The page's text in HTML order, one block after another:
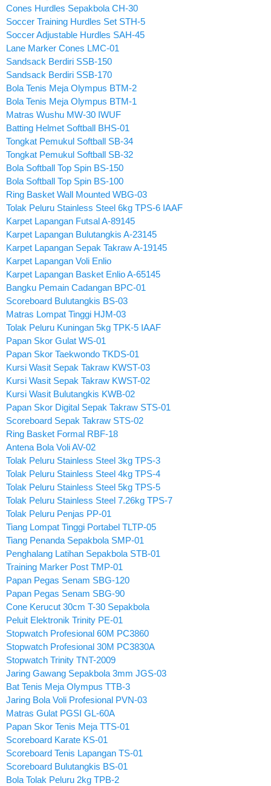
Cones Hurdles Sepakbola CH-30
Soccer Training Hurdles Set STH-5
Soccer Adjustable Hurdles SAH-45
Lane Marker Cones LMC-01
Sandsack Berdiri SSB-150
Sandsack Berdiri SSB-170
Bola Tenis Meja Olympus BTM-2
Bola Tenis Meja Olympus BTM-1
Matras Wushu MW-30 IWUF
Batting Helmet Softball BHS-01
Tongkat Pemukul Softball SB-34
Tongkat Pemukul Softball SB-32
Bola Softball Top Spin BS-150
Bola Softball Top Spin BS-100
Ring Basket Wall Mounted WBG-03
Tolak Peluru Stainless Steel 6kg TPS-6 IAAF
Karpet Lapangan Futsal A-89145
Karpet Lapangan Bulutangkis A-23145
Karpet Lapangan Sepak Takraw A-19145
Karpet Lapangan Voli Enlio
Karpet Lapangan Basket Enlio A-65145
Bangku Pemain Cadangan BPC-01
Scoreboard Bulutangkis BS-03
Matras Lompat Tinggi HJM-03
Tolak Peluru Kuningan 5kg TPK-5 IAAF
Papan Skor Gulat WS-01
Papan Skor Taekwondo TKDS-01
Kursi Wasit Sepak Takraw KWST-03
Kursi Wasit Sepak Takraw KWST-02
Kursi Wasit Bulutangkis KWB-02
Papan Skor Digital Sepak Takraw STS-01
Scoreboard Sepak Takraw STS-02
Ring Basket Formal RBF-18
Antena Bola Voli AV-02
Tolak Peluru Stainless Steel 3kg TPS-3
Tolak Peluru Stainless Steel 4kg TPS-4
Tolak Peluru Stainless Steel 5kg TPS-5
Tolak Peluru Stainless Steel 7.26kg TPS-7
Tolak Peluru Penjas PP-01
Tiang Lompat Tinggi Portabel TLTP-05
Tiang Penanda Sepakbola SMP-01
Penghalang Latihan Sepakbola STB-01
Training Marker Post TMP-01
Papan Pegas Senam SBG-120
Papan Pegas Senam SBG-90
Cone Kerucut 30cm T-30 Sepakbola
Peluit Elektronik Trinity PE-01
Stopwatch Profesional 60M PC3860
Stopwatch Profesional 30M PC3830A
Stopwatch Trinity TNT-2009
Jaring Gawang Sepakbola 3mm JGS-03
Bat Tenis Meja Olympus TTB-3
Jaring Bola Voli Profesional PVN-03
Matras Gulat PGSI GL-60A
Papan Skor Tenis Meja TTS-01
Scoreboard Karate KS-01
Scoreboard Tenis Lapangan TS-01
Scoreboard Bulutangkis BS-01
Bola Tolak Peluru 2kg TPB-2